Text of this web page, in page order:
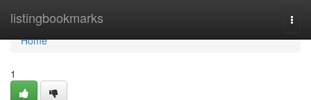
listingbookmarks
Home
Home
1